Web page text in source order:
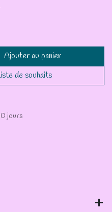
Ajouter au panier
de souhaits
jours